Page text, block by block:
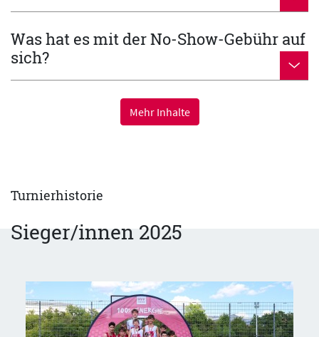
Was hat es mit der No-Show-Gebühr auf
sich?
Mehr Inhalte
Turnierhistorie
Sieger/innen 2025